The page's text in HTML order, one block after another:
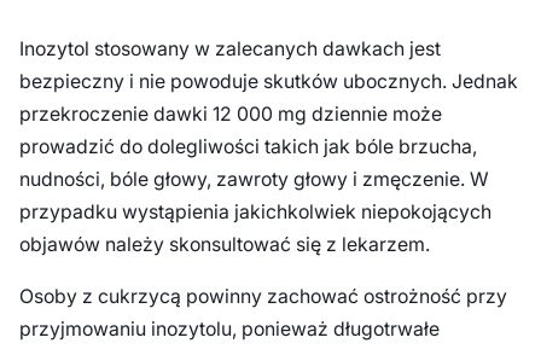
Inozytol stosowany w zalecanych dawkach jest
bezpieczny i nie powoduje skutków ubocznych. Jednak
przekroczenie dawki 12 000 mg dziennie może
prowadzić do dolegliwości takich jak bóle brzucha,
nudności, bóle głowy, zawroty głowy i zmęczenie. W
przypadku wystąpienia jakichkolwiek niepokojących
objawów należy skonsultować się z lekarzem.
Osoby z cukrzycą powinny zachować ostrożność przy
przyjmowaniu inozytolu, ponieważ długotrwałe